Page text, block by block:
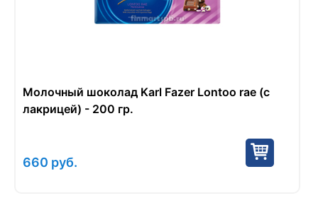
Молочный шоколад Karl Fazer Lontoo rae (с
лакрицей) - 200 гр.
660 руб.